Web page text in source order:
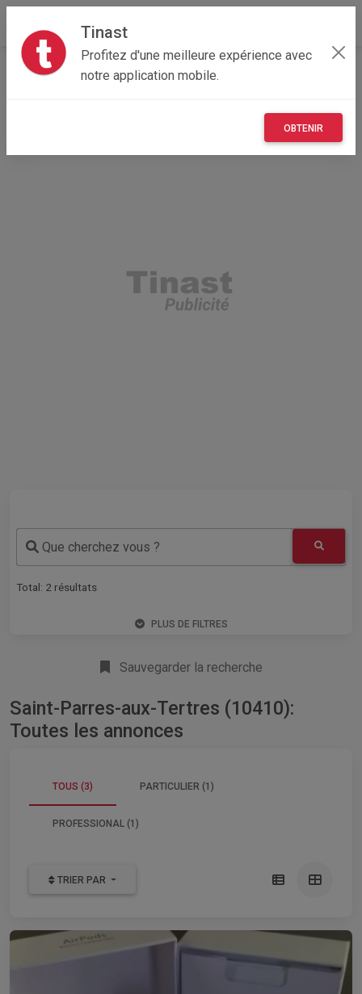
Tinast
Profitez d'une meilleure expérience avec
notre application mobile.
OBTENIR
Accueil Recherche Grand Est
Que cherchez vous ?
Total: 2 résultats
PLUS DE FILTRES
Sauvegarder la recherche
Saint-Parres-aux-Tertres (10410):
Toutes les annonces
TOUS (3) PARTICULIER (1)
PROFESSIONAL (1)
TRIER PAR